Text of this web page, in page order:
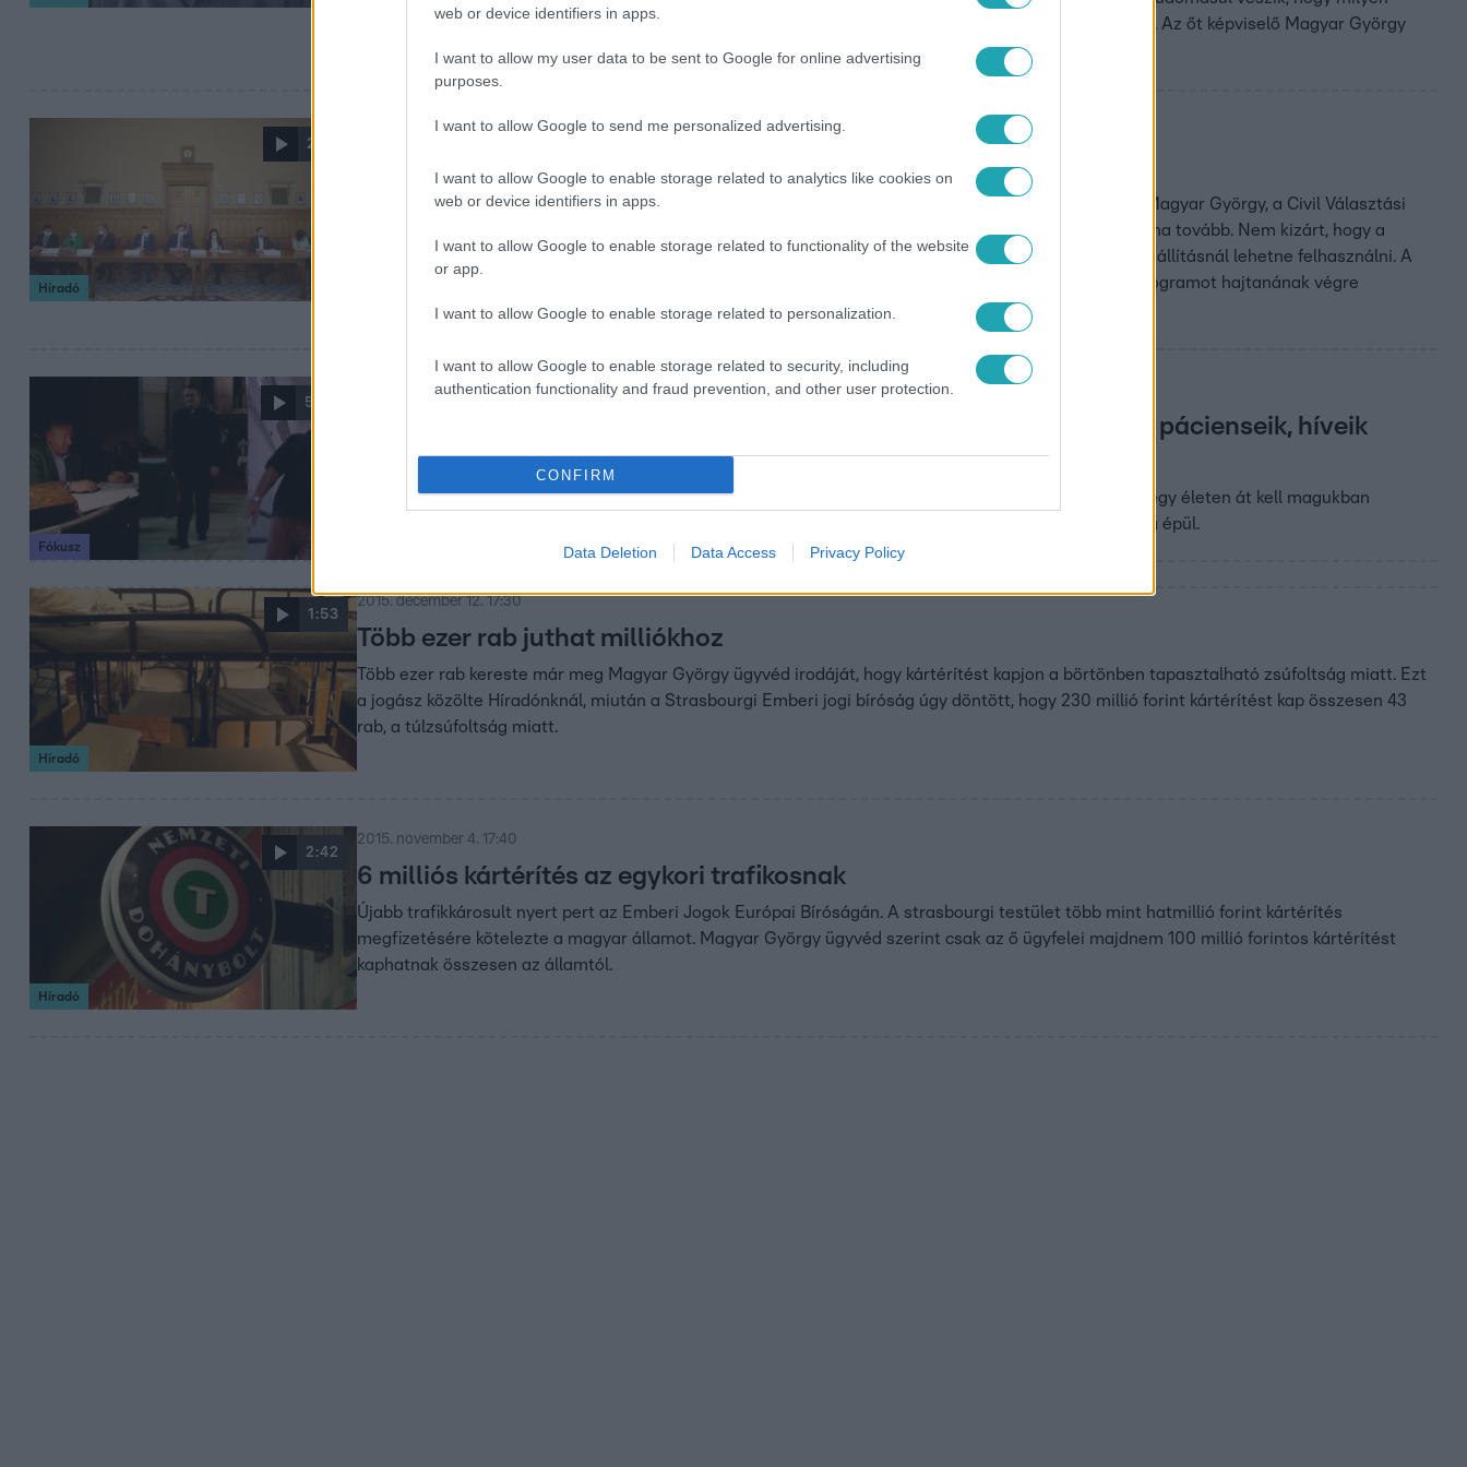
web or device identifiers in apps.
I want to allow my user data to be sent to Google for online advertising
purposes.
I want to allow Google to send me personalized advertising.
I want to allow Google to enable storage related to analytics like cookies on
web or device identifiers in apps.
I want to allow Google to enable storage related to functionality of the website
or app.
I want to allow Google to enable storage related to personalization.
I want to allow Google to enable storage related to security, including
authentication functionality and fraud prevention, and other user protection.
CONFIRM
Data Deletion Data Access Privacy Policy
vakcinát kaphatnak. A bírságot azonban ennek ellenére nem fogadja el a háziorvos. Bírósághoz fordul. Az őt képviselő Magyar György
szerint a kormányhivataloknak nem bírságolni kellene, hanem rendet tartani.
2:27
Híradó
2021. január 6. 17:19
Már tervezik az előválasztást
Kétfordulós lehet az ellenzéki miniszterelnök-választás, ha minden ellenzéki párt beleegyezik – ezt Magyar György, a Civil Választási
Bizottság elnöke mondta Híradónknak. A második fordulóba a két legtöbb szavazatot szerző jelölt jutna tovább. Nem kizárt, hogy a
választók egy harmadik lapon a pártszimpátiára is szavazhatnának. Magyar György szerint ezt a listaállításnál lehetne felhasználni. A
pártok még nem döntöttek a részletekről. Arról azonban már megállapodtak, hogy milyen kormányprogramot hajtanának végre
győzelmük esetén
5:26
Fókusz
2020. június 30. 14:17
Fókusz Anno: Akár egy életen át kell magukban tartaniuk ügyfeleik, pácienseik, híveik
titkait
Mindenkinek vannak titkai, de van néhány kiválasztott, akinek másokéval is meg kell birkózniuk. Akár egy életen át kell magukban
tartaniuk ügyfeleik, pácienseik, híveik elsuttogott titkait. Most jöjjön három hivatás, amely a bizalomra épül.
1:53
Híradó
2015. december 12. 17:30
Több ezer rab juthat milliókhoz
Több ezer rab kereste már meg Magyar György ügyvéd irodáját, hogy kártérítést kapjon a börtönben tapasztalható zsúfoltság miatt. Ezt
a jogász közölte Híradónknál, miután a Strasbourgi Emberi jogi bíróság úgy döntött, hogy 230 millió forint kártérítést kap összesen 43
rab, a túlzsúfoltság miatt.
2:42
Híradó
2015. november 4. 17:40
6 milliós kártérítés az egykori trafikosnak
Újabb trafikkárosult nyert pert az Emberi Jogok Európai Bíróságán. A strasbourgi testület több mint hatmillió forint kártérítés
megfizetésére kötelezte a magyar államot. Magyar György ügyvéd szerint csak az ő ügyfelei majdnem 100 millió forintos kártérítést
kaphatnak összesen az államtól.